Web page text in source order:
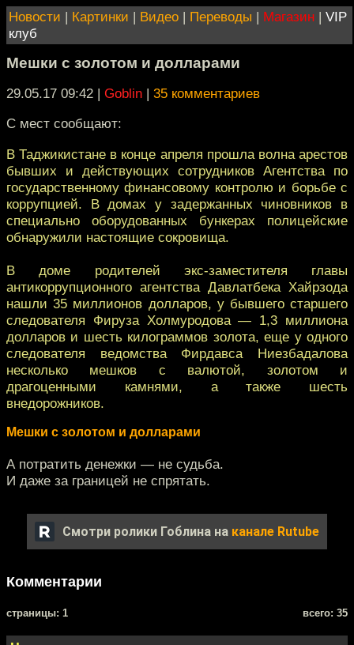
Новости | Картинки | Видео | Переводы | Магазин | VIP
клуб
Мешки с золотом и долларами
29.05.17 09:42 | Goblin | 35 комментариев
С мест сообщают:
В Таджикистане в конце апреля прошла волна арестов
бывших и действующих сотрудников Агентства по
государственному финансовому контролю и борьбе с
коррупцией. В домах у задержанных чиновников в
специально оборудованных бункерах полицейские
обнаружили настоящие сокровища.
В доме родителей экс-заместителя главы
антикоррупционного агентства Давлатбека Хайрзода
нашли 35 миллионов долларов, у бывшего старшего
следователя Фируза Холмуродова — 1,3 миллиона
долларов и шесть килограммов золота, еще у одного
следователя ведомства Фирдавса Ниезбадалова
несколько мешков с валютой, золотом и
драгоценными камнями, а также шесть
внедорожников.
Мешки с золотом и долларами
А потратить денежки — не судьба.
И даже за границей не спрятать.
Смотри ролики Гоблина на канале Rutube
Комментарии
cтраницы: 1 всего: 35